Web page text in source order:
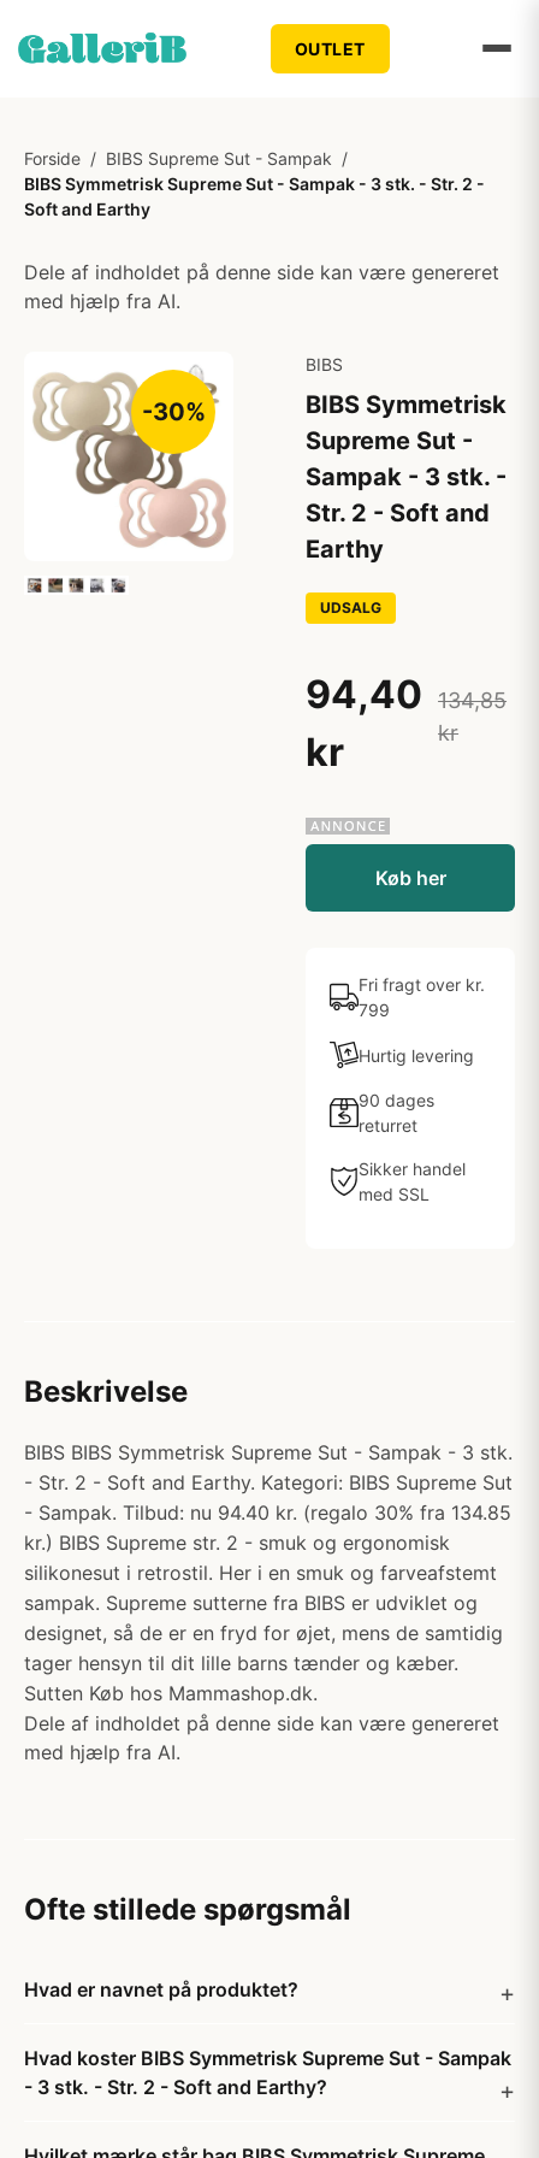
OUTLET
Forside / BIBS Supreme Sut - Sampak /
BIBS Symmetrisk Supreme Sut - Sampak - 3 stk. - Str. 2 -
Soft and Earthy
Dele af indholdet på denne side kan være genereret
med hjælp fra AI.
-30%
BIBS
BIBS Symmetrisk
Supreme Sut -
Sampak - 3 stk. -
Str. 2 - Soft and
Earthy
UDSALG
94,40
kr
134,85
kr
Køb her
Fri fragt over kr.
799
Hurtig levering
90 dages
returret
Sikker handel
med SSL
Beskrivelse
BIBS BIBS Symmetrisk Supreme Sut - Sampak - 3 stk.
- Str. 2 - Soft and Earthy. Kategori: BIBS Supreme Sut
- Sampak. Tilbud: nu 94.40 kr. (regalo 30% fra 134.85
kr.) BIBS Supreme str. 2 - smuk og ergonomisk
silikonesut i retrostil. Her i en smuk og farveafstemt
sampak. Supreme sutterne fra BIBS er udviklet og
designet, så de er en fryd for øjet, mens de samtidig
tager hensyn til dit lille barns tænder og kæber.
Sutten Køb hos Mammashop.dk.
Dele af indholdet på denne side kan være genereret
med hjælp fra AI.
Ofte stillede spørgsmål
Hvad er navnet på produktet?
Hvad koster BIBS Symmetrisk Supreme Sut - Sampak
- 3 stk. - Str. 2 - Soft and Earthy?